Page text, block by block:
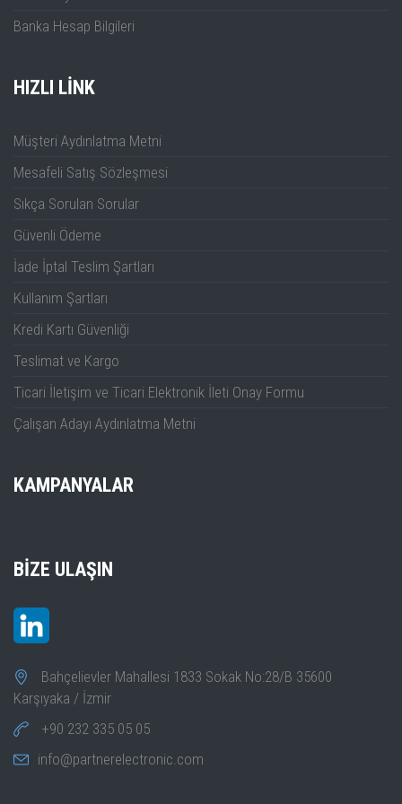
AC Akım (A)
Direnç (Ω)
200Ω/2kΩ/20kΩ
200Ω/2kΩ/20kΩ
/200kΩ/20MΩ
Kapasitans (F)
-40℉~1832℉
Banka Hesap Bilgileri
HIZLI LINK
Müşteri Aydınlatma Metni
Mesafeli Satış Sözleşmesi
Sıkça Sorulan Sorular
Güvenli Ödeme
İade İptal Teslim Şartları
Kullanım Şartları
Kredi Kartı Güvenliği
Teslimat ve Kargo
Ticari İletişim ve Ticari Elektronik İleti Onay Formu
Çalışan Adayı Aydınlatma Metni
KAMPANYALAR
BIZE ULAŞIN
Bahçelievler Mahallesi 1833 Sokak No:28/B 35600
Karşıyaka / İzmir
+90 232 335 05 05
info@partnerelectronic.com